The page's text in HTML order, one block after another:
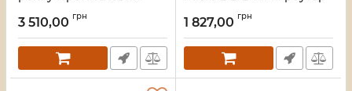
маршрутизатор
Артикул:16_118140
3 510,00 грн 1 827,00 грн